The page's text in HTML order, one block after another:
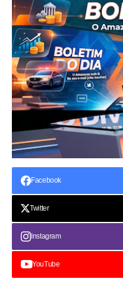
Facebook
Twitter
Instagram
YouTube